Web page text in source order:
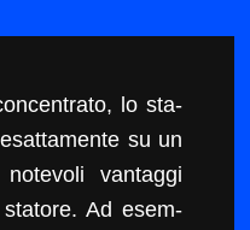
lo sta­
su un
van­tag­gi
sta­tore. Ad esem­